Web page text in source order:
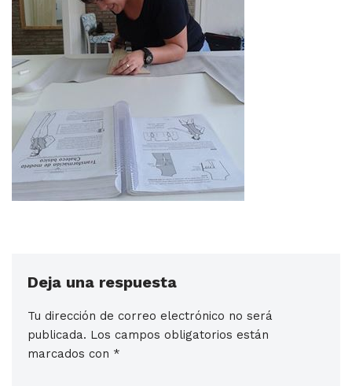
Deja una respuesta
Tu dirección de correo electrónico no será
publicada. Los campos obligatorios están
marcados con *